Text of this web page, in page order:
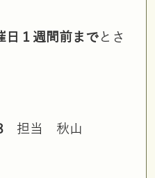
日１週間前までとさ
担当 秋山